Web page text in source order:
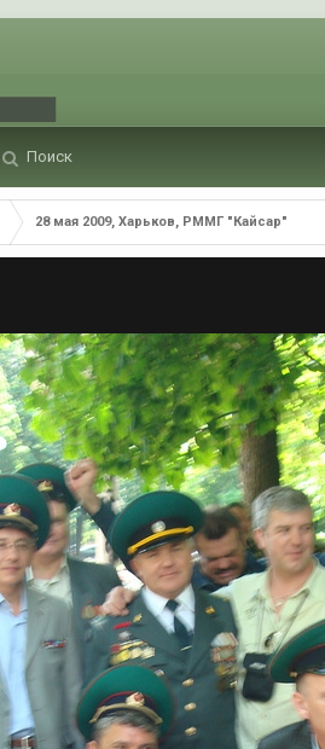
Поиск
28 мая 2009, Харьков, РММГ "Кайсар"